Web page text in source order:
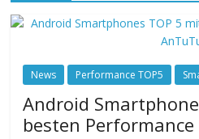
News Performance TOP5
Android
besten